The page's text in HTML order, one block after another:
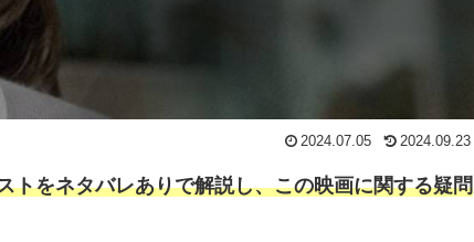
2024.07.05 2024.09.23
トをネタバレありで解説し、この映画に関する疑問